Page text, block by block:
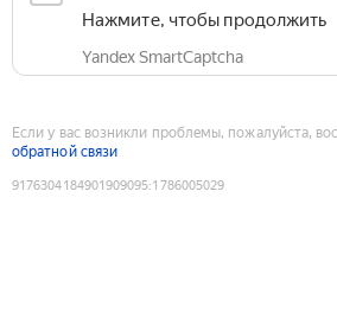
Нажмите, чтобы продолжить
Yandex SmartCaptcha
Если у вас возникли проблемы, пожалуйста,
обратной связи
9176304184901909095:1786005029